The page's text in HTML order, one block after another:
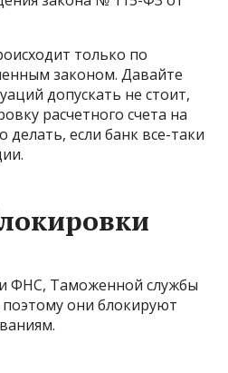
только по
законом. Давайте
допускать не стоит,
расчетного счета на
делать, если банк все-таки
ФНС, Таможенной службы
они блокируют